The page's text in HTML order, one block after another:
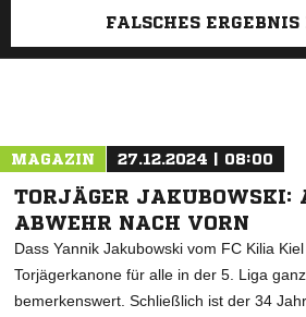
FALSCHES ERGEBNIS
MAGAZIN 27.12.2024 | 08:00
TORJÄGER JAKUBOWSKI:
ABWEHR NACH VORN
Dass Yannik Jakubowski vom FC Kilia
Torjägerkanone für alle in der 5. Liga
bemerkenswert. Schließlich ist der 34